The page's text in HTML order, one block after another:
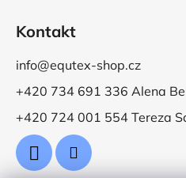
Kontakt
info@equtex-shop.cz
+420 734 691 336 Alena
+420 724 001 554 Tereza